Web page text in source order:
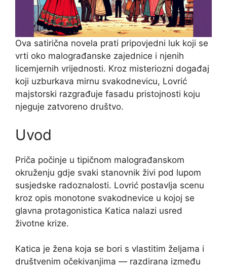
Ova satirična novela prati pripovjedni luk koji se
vrti oko malograđanske zajednice i njenih
licemjernih vrijednosti. Kroz misteriozni događaj
koji uzburkava mirnu svakodnevicu, Lovrić
majstorski razgrađuje fasadu pristojnosti koju
njeguje zatvoreno društvo.
Uvod
Priča počinje u tipičnom malograđanskom
okruženju gdje svaki stanovnik živi pod lupom
susjedske radoznalosti. Lovrić postavlja scenu
kroz opis monotone svakodnevice u kojoj se
glavna protagonistica Katica nalazi usred
životne krize.
Katica je žena koja se bori s vlastitim željama i
društvenim očekivanjima — razdirana između